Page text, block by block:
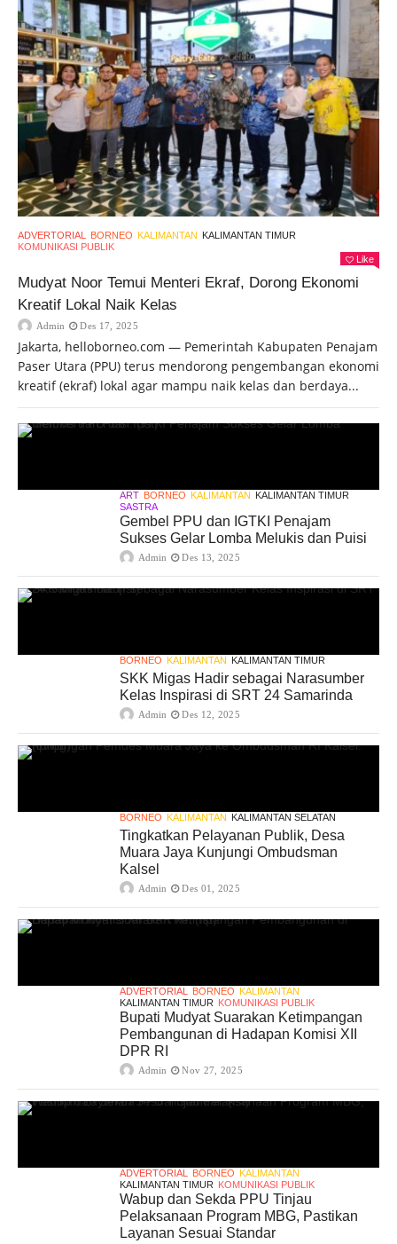
ADVERTORIAL BORNEO KALIMANTAN KALIMANTAN TIMUR
KOMUNIKASI PUBLIK
Like
Mudyat Noor Temui Menteri Ekraf, Dorong Ekonomi
Kreatif Lokal Naik Kelas
Admin Des 17, 2025
Jakarta, helloborneo.com — Pemerintah Kabupaten Penajam
Paser Utara (PPU) terus mendorong pengembangan ekonomi
kreatif (ekraf) lokal agar mampu naik kelas dan berdaya...
ART BORNEO KALIMANTAN KALIMANTAN TIMUR
SASTRA
Gembel PPU dan IGTKI Penajam
Sukses Gelar Lomba Melukis dan Puisi
Admin Des 13, 2025
BORNEO KALIMANTAN KALIMANTAN TIMUR
SKK Migas Hadir sebagai Narasumber
Kelas Inspirasi di SRT 24 Samarinda
Admin Des 12, 2025
BORNEO KALIMANTAN KALIMANTAN SELATAN
Tingkatkan Pelayanan Publik, Desa
Muara Jaya Kunjungi Ombudsman
Kalsel
Admin Des 01, 2025
ADVERTORIAL BORNEO KALIMANTAN
KALIMANTAN TIMUR KOMUNIKASI PUBLIK
Bupati Mudyat Suarakan Ketimpangan
Pembangunan di Hadapan Komisi XII
DPR RI
Admin Nov 27, 2025
ADVERTORIAL BORNEO KALIMANTAN
KALIMANTAN TIMUR KOMUNIKASI PUBLIK
Wabup dan Sekda PPU Tinjau
Pelaksanaan Program MBG, Pastikan
Layanan Sesuai Standar